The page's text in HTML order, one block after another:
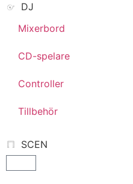
DJ
Mixerbord
CD-spelare
Controller
Tillbehör
SCEN